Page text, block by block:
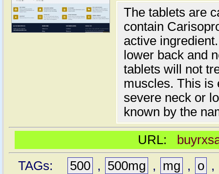
The tablets are
contain
active
lower back and
tablets will not
muscles. This is
severe neck or
known by the
URL:
TAGs:
500 , 500mg , mg , o ,